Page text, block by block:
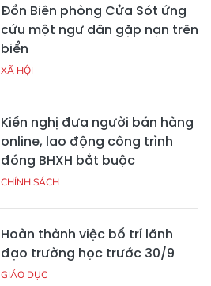
Đồn Biên phòng Cửa Sót ứng
cứu một ngư dân gặp nạn trên
biển
XÃ HỘI
Kiến nghị đưa người bán hàng
online, lao động công trình
đóng BHXH bắt buộc
CHÍNH SÁCH
Hoàn thành việc bố trí lãnh
đạo trường học trước 30/9
GIÁO DỤC